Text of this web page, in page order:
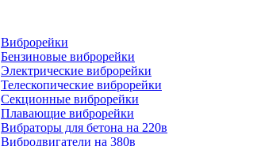
Виброрейки
Бензиновые виброрейки
Электрические виброрейки
Телескопические виброрейки
Секционные виброрейки
Плавающие виброрейки
Вибраторы для бетона на 220в
Вибродвигатели на 380в